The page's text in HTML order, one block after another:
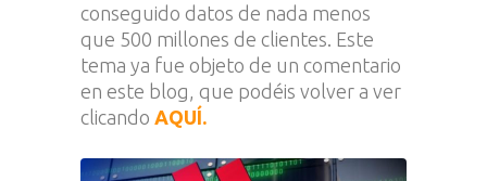
conseguido datos de nada menos
que 500 millones de clientes. Este
tema ya fue objeto de un comentario
en este blog, que podéis volver a ver
clicando AQUÍ.